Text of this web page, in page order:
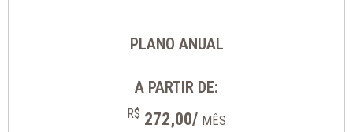
PLANO ANUAL
A PARTIR DE:
R$ 272,00/ MÊS